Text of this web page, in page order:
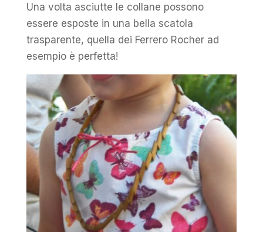
Una volta asciutte le collane possono
essere esposte in una bella scatola
trasparente, quella dei Ferrero Rocher ad
esempio è perfetta!